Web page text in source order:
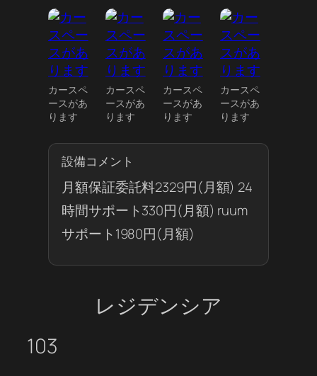
カースペ
ースがあ
ります
カースペ
ースがあ
ります
カースペ
ースがあ
ります
カースペ
ースがあ
ります
設備コメント
月額保証委託料2329円(月額) 24
時間サポート330円(月額) ruum
サポート1980円(月額)
レジデンシア
103